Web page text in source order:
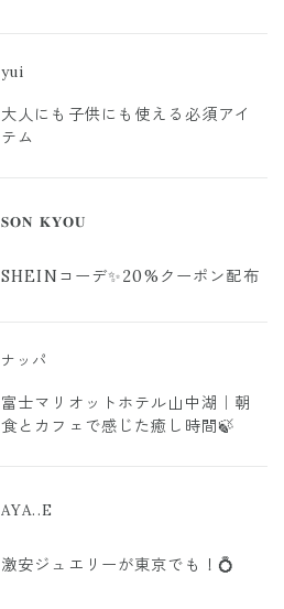
yui
大人にも子供にも使える必須アイ
テム
𝐒𝐎𝐍 𝐊𝐘𝐎𝐔
SHEINコーデ✨20%クーポン配布
ナッパ
富士マリオットホテル山中湖｜朝
食とカフェで感じた癒し時間🍃
AYA..E
激安ジュエリーが東京でも！💍